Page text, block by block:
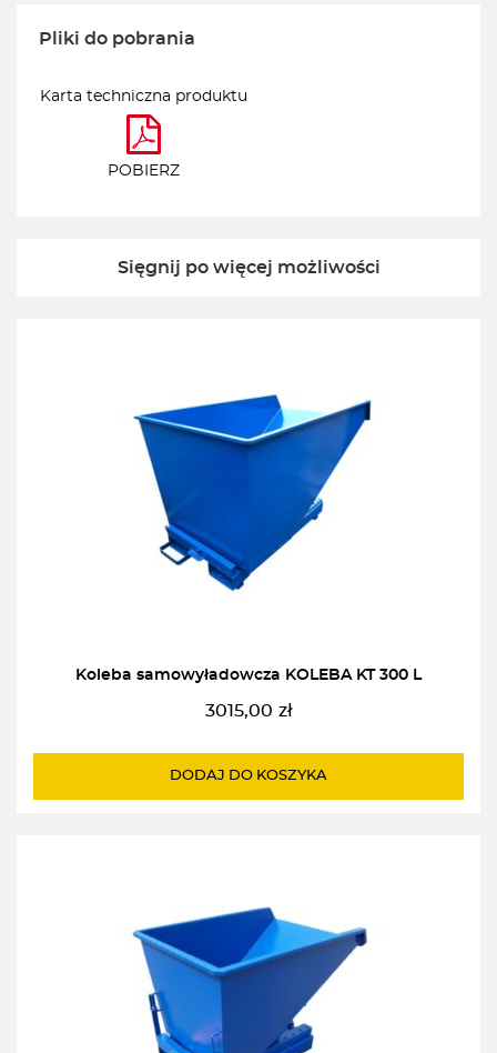
Pliki do pobrania
Karta techniczna produktu
POBIERZ
Sięgnij po więcej możliwości
Koleba samowyładowcza KOLEBA KT 300 L
3015,00 zł
DODAJ DO KOSZYKA